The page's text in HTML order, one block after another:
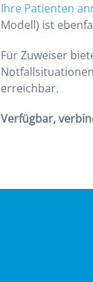
Ihre Patienten
Modell) ist
Für Zuweiser
erreichbar.
Verfügbar,